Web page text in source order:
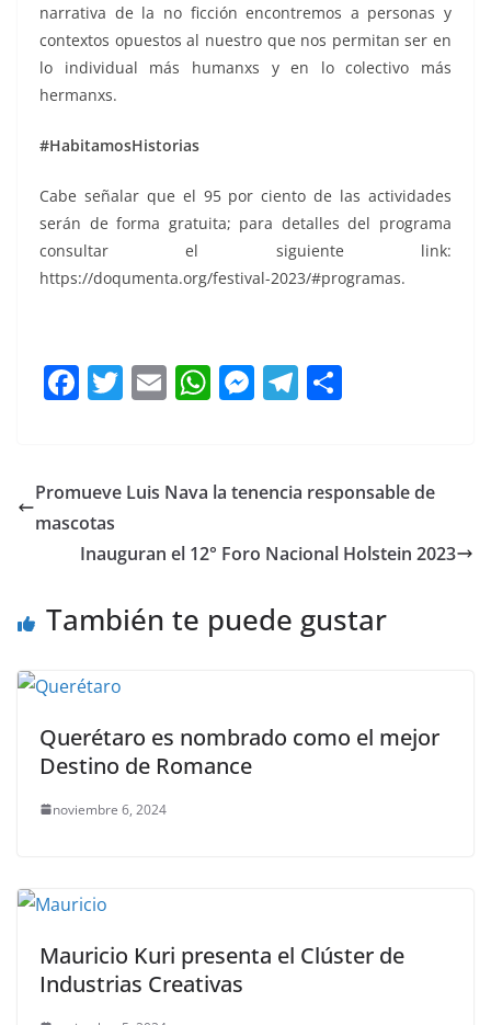
narrativa de la no ficción encontremos a personas y
contextos opuestos al nuestro que nos permitan ser en
lo individual más humanxs y en lo colectivo más
hermanxs.
#HabitamosHistorias
Cabe señalar que el 95 por ciento de las actividades
serán de forma gratuita; para detalles del programa
consultar el siguiente link:
https://doqumenta.org/festival-2023/#programas.
F
e
b
o
k
T
er
E
l
W
s
p
M
e
g
T
gr
m
p
tir
Promueve Luis Nava la tenencia responsable de
mascotas
Inauguran el 12° Foro Nacional Holstein 2023
También te puede gustar
Querétaro es nombrado como el mejor
Destino de Romance
noviembre 6, 2024
Mauricio Kuri presenta el Clúster de
Industrias Creativas